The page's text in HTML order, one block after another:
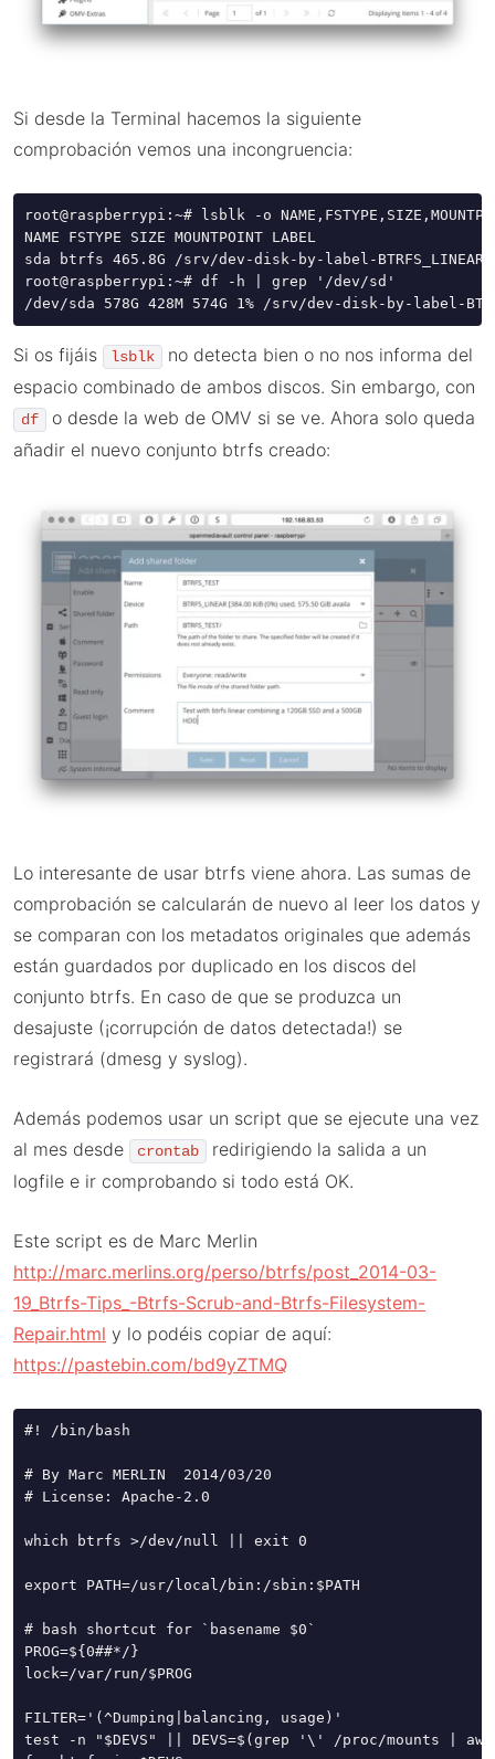
Si desde la Terminal hacemos la siguiente
comprobación vemos una incongruencia:
root@raspberrypi:~# lsblk -o
NAME FSTYPE SIZE MOUNTPOINT LABEL
sda btrfs 465.8G /srv/dev-disk-by-label-BTRFS_LINEAR
root@raspberrypi:~# df -h | grep '/dev/sd'
/dev/sda 578G 428M 574G 1% /srv/dev-disk-by-label-
Si os fijáis lsblk
no detecta bien o no nos informa del
espacio combinado de ambos discos. Sin embargo, con
df
o desde la web de OMV si se ve. Ahora solo queda
añadir el nuevo conjunto btrfs creado:
Lo interesante de usar btrfs viene ahora. Las sumas de
comprobación se calcularán de nuevo al leer los datos y
se comparan con los metadatos originales que además
están guardados por duplicado en los discos del
conjunto btrfs. En caso de que se produzca un
desajuste (¡corrupción de datos detectada!) se
registrará (dmesg y syslog).
Además podemos usar un script que se ejecute una vez
al mes desde
crontab
redirigiendo la salida a un
logfile e ir comprobando si todo está OK.
Este script es de Marc Merlin
http://marc.merlins.org/perso/btrfs/post_2014-03-
19_Btrfs-Tips_-Btrfs-Scrub-and-Btrfs-Filesystem-
Repair.html y lo podéis copiar de aquí:
https://pastebin.com/bd9yZTMQ
#! /bin/bash
# By Marc MERLIN  2014/03/20
# License: Apache-2.0
which btrfs >/dev/null || exit 0
export PATH=/usr/local/bin:/sbin:$PATH
# bash shortcut for `basename $0`
PROG=${0##*/}
lock=/var/run/$PROG
FILTER='(^Dumping|balancing, usage)'
test -n "$DEVS" || DEVS=$(grep '\' /proc/mounts |